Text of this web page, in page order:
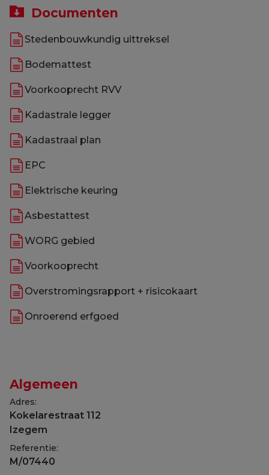
Documenten
Stedenbouwkundig uittreksel
Bodemattest
Voorkooprecht RVV
Kadastrale legger
Kadastraal plan
EPC
Elektrische keuring
Asbestattest
WORG gebied
Voorkooprecht
Overstromingsrapport + risicokaart
Onroerend erfgoed
Algemeen
Adres:
Kokelarestraat 112
Izegem
Referentie:
M/07440